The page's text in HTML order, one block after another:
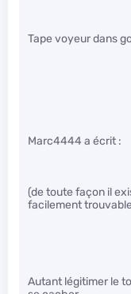
Tape voyeur dans
Marc4444 a écrit :
(de toute façon il
facilement
Autant légitimer le